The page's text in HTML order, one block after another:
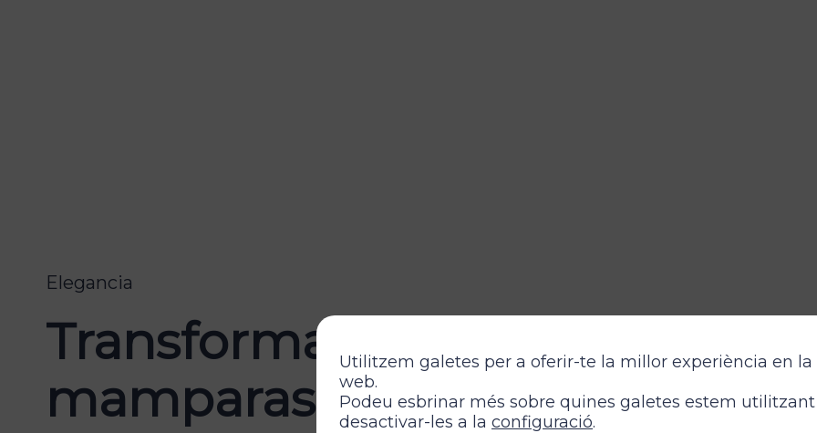
Elegancia
Transforma tu baño con
mamparas y muebles
Utilitzem galetes per a oferir-te la millor experiència en la
web.
Podeu esbrinar més sobre quines galetes estem utilitzant
desactivar-les a la configuració.